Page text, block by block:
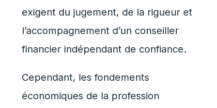
exigent du jugement, de la rigueur et
l’accompagnement d’un conseiller
financier indépendant de confiance.
Cependant, les fondements
économiques de la profession